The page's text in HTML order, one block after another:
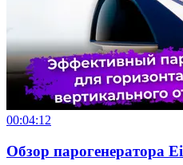
00:04:12
Обзор парогенератора